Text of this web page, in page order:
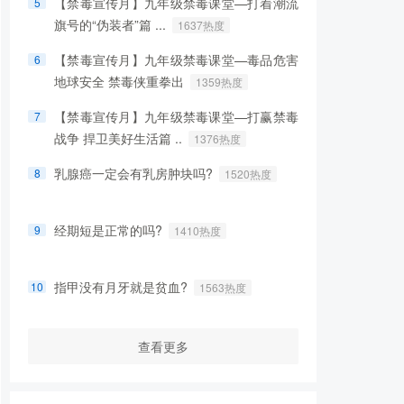
旗号的“伪装者”篇 ...
1637热度
6
【禁毒宣传月】九年级禁毒课堂—毒品危害
地球安全 禁毒侠重拳出
1359热度
7
【禁毒宣传月】九年级禁毒课堂—打赢禁毒
战争 捍卫美好生活篇 ..
1376热度
8 乳腺癌一定会有乳房肿块吗? 1520热度
9 经期短是正常的吗? 1410热度
10 指甲没有月牙就是贫血? 1563热度
查看更多